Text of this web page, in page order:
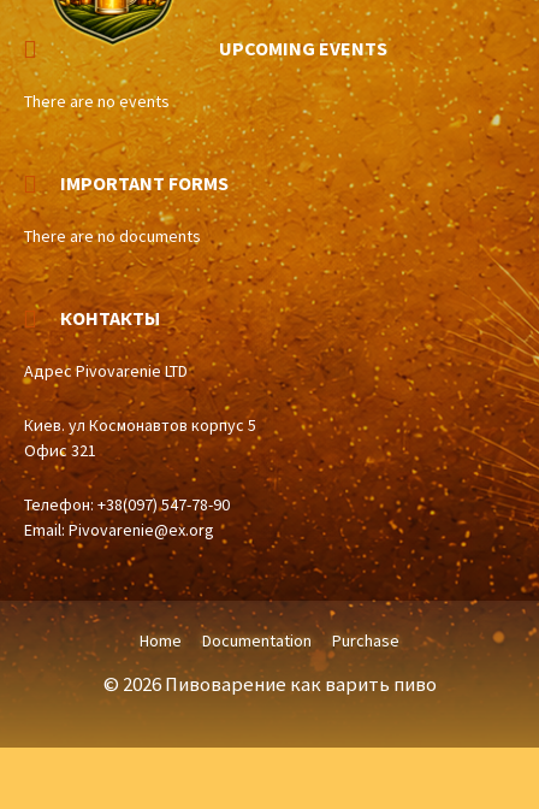
UPCOMING EVENTS
There are no events
IMPORTANT FORMS
There are no documents
КОНТАКТЫ
Адрес Pivovarenie LTD
Киев. ул Космонавтов корпус 5
Офис 321
Телефон: +38(097) 547-78-90
Email: Pivovarenie@ex.org
Home Documentation Purchase
© 2026 Пивоварение как варить пиво